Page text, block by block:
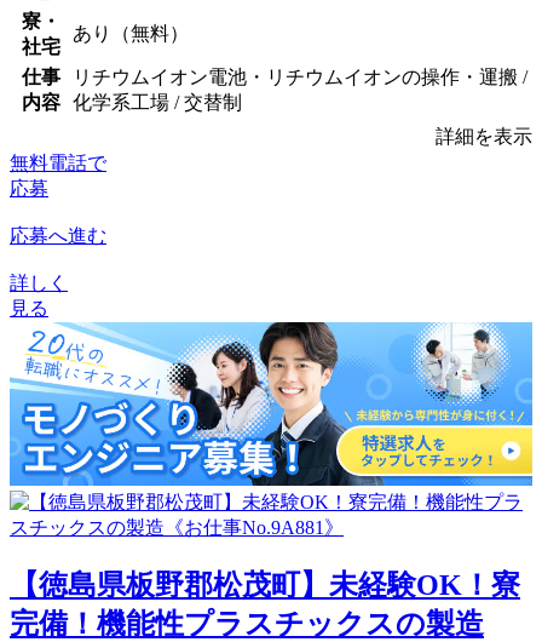
寮・
社宅
あり（無料）
仕事
内容
リチウムイオン電池・リチウムイオンの操作・運搬 /
化学系工場 / 交替制
詳細を表示
無料電話で
応募
応募へ進む
詳しく
見る
【徳島県板野郡松茂町】未経験OK！寮
完備！機能性プラスチックスの製造